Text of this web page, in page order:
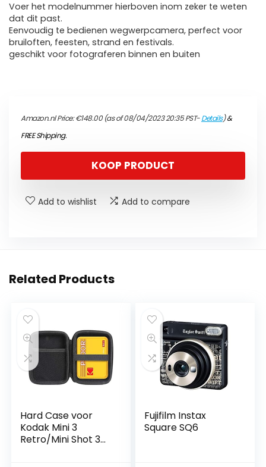
Voer het modelnummer hierboven inom zeker te weten
dat dit past.
Eenvoudig te bedienen wegwerpcamera, perfect voor
bruiloften, feesten, strand en festivals.
geschikt voor fotograferen binnen en buiten
Amazon.nl Price:€148.00(as of 08/04/2023 20:35 PST-Details)&
FREE Shipping.
KOOP PRODUCT
Add to wishlist Add to compare
Related Products
Hard Case voor
Kodak Mini 3
Retro/Mini Shot 3
Fujifilm Instax
Square SQ6